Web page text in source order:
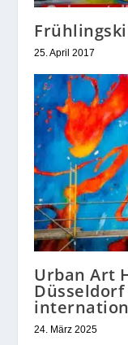
25. April 2017
Urban Art
24. März 2025